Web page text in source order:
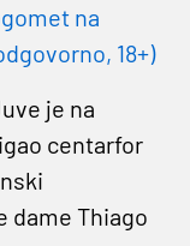
na
18+)
je na
centarfor
dame Thiago